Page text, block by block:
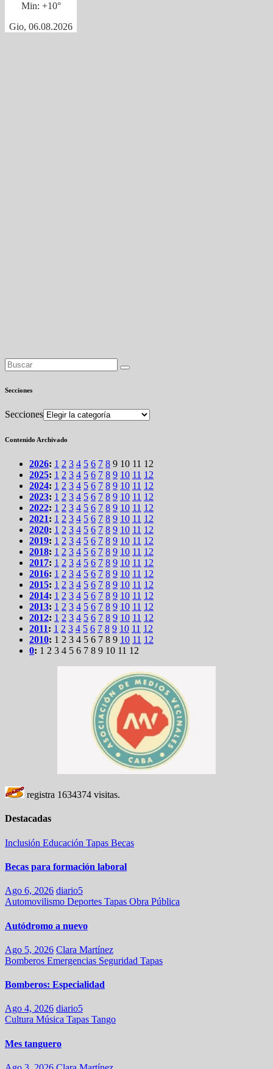
Min: +10°
Gio, 06.08.2026
Secciones
Secciones
Contenido Archivado
2026: 1 2 3 4 5 6 7 8 9 10 11 12
2025: 1 2 3 4 5 6 7 8 9 10 11 12
2024: 1 2 3 4 5 6 7 8 9 10 11 12
2023: 1 2 3 4 5 6 7 8 9 10 11 12
2022: 1 2 3 4 5 6 7 8 9 10 11 12
2021: 1 2 3 4 5 6 7 8 9 10 11 12
2020: 1 2 3 4 5 6 7 8 9 10 11 12
2019: 1 2 3 4 5 6 7 8 9 10 11 12
2018: 1 2 3 4 5 6 7 8 9 10 11 12
2017: 1 2 3 4 5 6 7 8 9 10 11 12
2016: 1 2 3 4 5 6 7 8 9 10 11 12
2015: 1 2 3 4 5 6 7 8 9 10 11 12
2014: 1 2 3 4 5 6 7 8 9 10 11 12
2013: 1 2 3 4 5 6 7 8 9 10 11 12
2012: 1 2 3 4 5 6 7 8 9 10 11 12
2011: 1 2 3 4 5 6 7 8 9 10 11 12
2010: 1 2 3 4 5 6 7 8 9 10 11 12
0: 1 2 3 4 5 6 7 8 9 10 11 12
registra 1634374 visitas.
Destacadas
Inclusión Educación Tapas Becas
Becas para formación laboral
Ago 6, 2026 diario5
Automovilismo Deportes Tapas Obra Pública
Autódromo a nuevo
Ago 5, 2026 Clara Martínez
Bomberos Emergencias Seguridad Tapas
Bomberos: Especialidad
Ago 4, 2026 diario5
Cultura Música Tapas Tango
Mes tanguero